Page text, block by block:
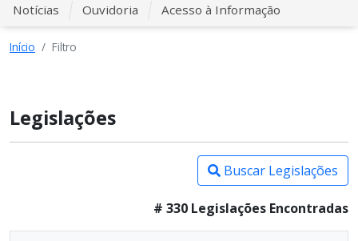
Notícias Ouvidoria Acesso à Informação
Início Filtro
Legislações
Buscar Legislações
# 330 Legislações Encontradas